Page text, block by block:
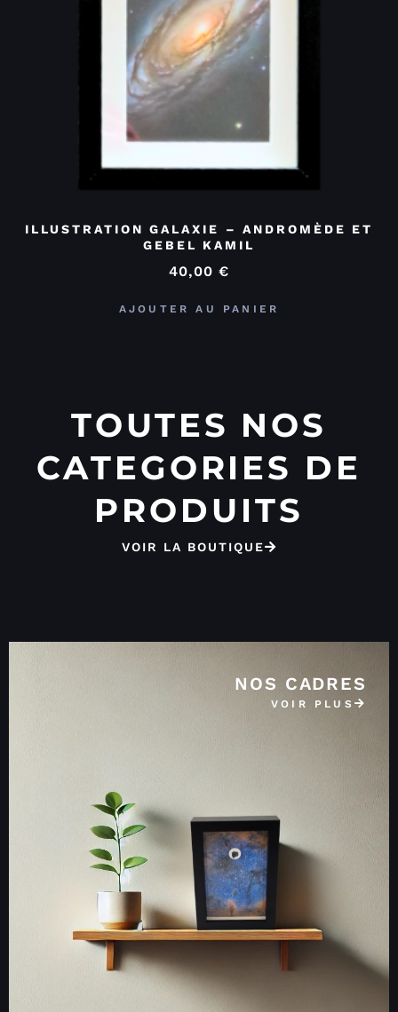
ILLUSTRATION GALAXIE – ANDROMÈDE ET
GEBEL KAMIL
40,00 €
AJOUTER AU PANIER
TOUTES NOS
CATEGORIES DE
PRODUITS
VOIR LA BOUTIQUE
NOS CADRES
VOIR PLUS